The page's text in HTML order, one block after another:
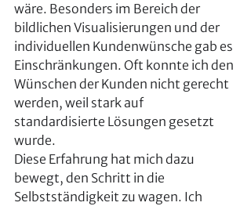
wäre. Besonders im Bereich der
bildlichen Visualisierungen und der
individuellen Kundenwünsche gab es
Einschränkungen. Oft konnte ich den
Wünschen der Kunden nicht gerecht
werden, weil stark auf
standardisierte Lösungen gesetzt
wurde.
Diese Erfahrung hat mich dazu
bewegt, den Schritt in die
Selbstständigkeit zu wagen. Ich